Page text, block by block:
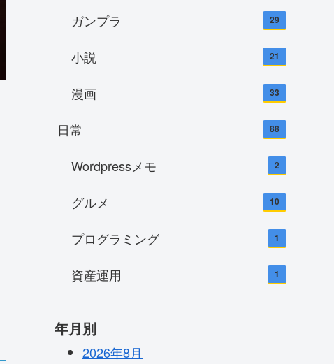
ガンプラ 29
小説 21
漫画 33
日常 88
Wordpressメモ 2
グルメ 10
プログラミング 1
資産運用 1
年月別
2026年8月